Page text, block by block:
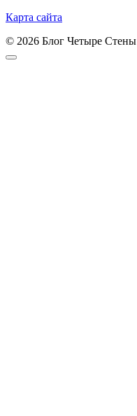
Карта сайта
© 2026 Блог Четыре Стены